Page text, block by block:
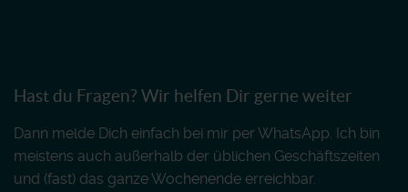
Hast du Fragen? Wir helfen Dir gerne weiter
Dann melde Dich einfach bei mir per WhatsApp. Ich bin
meistens auch außerhalb der üblichen Geschäftszeiten
und (fast) das ganze Wochenende erreichbar.